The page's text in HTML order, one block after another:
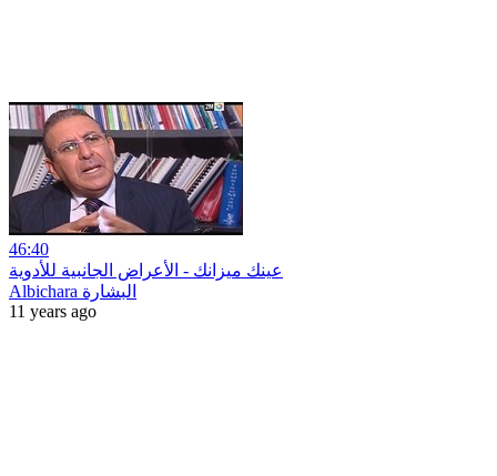
46:40
عينك ميزانك - الأعراض الجانبية للأدوية
Albichara البشارة
11 years ago